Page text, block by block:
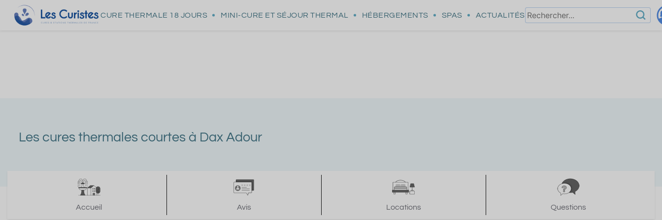
CURE THERMALE 18 JOURS MINI-CURE ET SÉJOUR THERMAL HÉBERGEMENTS SPAS ACTUALITÉS
Les cures thermales courtes à Dax Adour
Accueil Avis Locations Questions